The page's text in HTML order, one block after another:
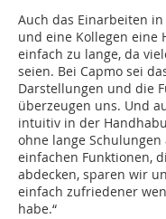
Auch das Einarbeiten
und eine Kollegen eine
einfach zu lange, da
seien. Bei Capmo sei
Darstellungen und die
überzeugen uns. Und
intuitiv in der
ohne lange
einfachen Funktionen,
abdecken, sparen wir
einfach zufriedener
habe.“